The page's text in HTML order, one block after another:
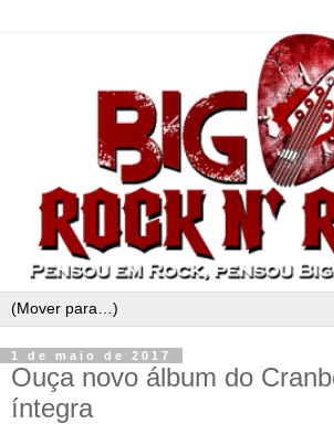
1 de maio de 2017
Ouça novo álbum do
íntegra